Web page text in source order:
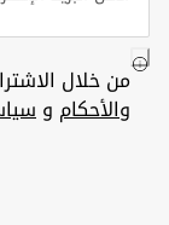
من خلال
والأحكام و